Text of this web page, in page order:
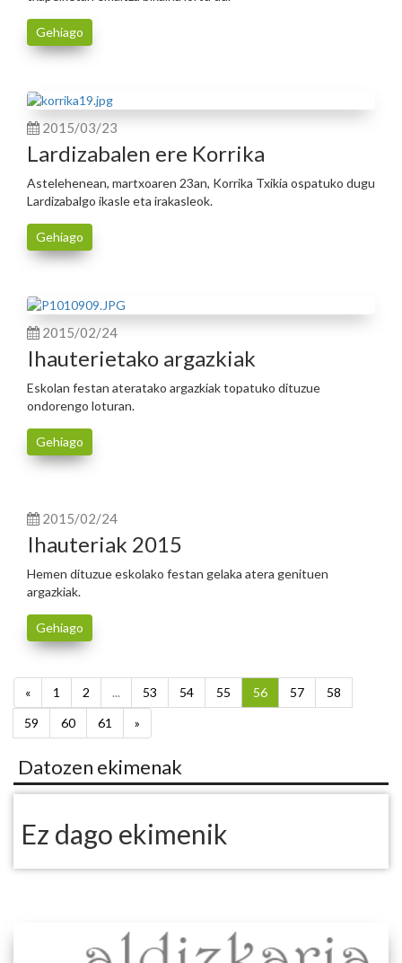
Gehiago
2015/03/23
Lardizabalen ere Korrika
Astelehenean, martxoaren 23an, Korrika Txikia ospatuko dugu
Lardizabalgo ikasle eta irakasleok.
Gehiago
2015/02/24
Ihauterietako argazkiak
Eskolan festan ateratako argazkiak topatuko dituzue
ondorengo loturan.
Gehiago
2015/02/24
Ihauteriak 2015
Hemen dituzue eskolako festan gelaka atera genituen
argazkiak.
Gehiago
« 1 2 ... 53 54 55 56 57
58
59
60 61 »
Datozen ekimenak
Ez dago ekimenik